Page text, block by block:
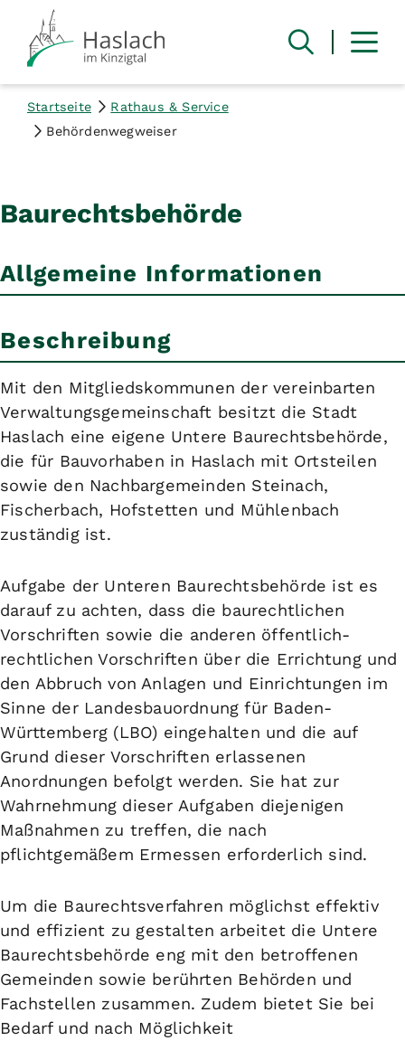
Startseite
Rathaus & Service
Behördenwegweiser
Baurechtsbehörde
Allgemeine Informationen
Beschreibung
Mit den Mitgliedskommunen der vereinbarten
Verwaltungsgemeinschaft besitzt die Stadt
Haslach eine eigene Untere Baurechtsbehörde,
die für Bauvorhaben in Haslach mit Ortsteilen
sowie den Nachbargemeinden Steinach,
Fischerbach, Hofstetten und Mühlenbach
zuständig ist.
Aufgabe der Unteren Baurechtsbehörde ist es
darauf zu achten, dass die baurechtlichen
Vorschriften sowie die anderen öffentlich-
rechtlichen Vorschriften über die Errichtung und
den Abbruch von Anlagen und Einrichtungen im
Sinne der Landesbauordnung für Baden-
Württemberg (LBO) eingehalten und die auf
Grund dieser Vorschriften erlassenen
Anordnungen befolgt werden. Sie hat zur
Wahrnehmung dieser Aufgaben diejenigen
Maßnahmen zu treffen, die nach
pflichtgemäßem Ermessen erforderlich sind.
Um die Baurechtsverfahren möglichst effektiv
und effizient zu gestalten arbeitet die Untere
Baurechtsbehörde eng mit den betroffenen
Gemeinden sowie berührten Behörden und
Fachstellen zusammen. Zudem bietet Sie bei
Bedarf und nach Möglichkeit